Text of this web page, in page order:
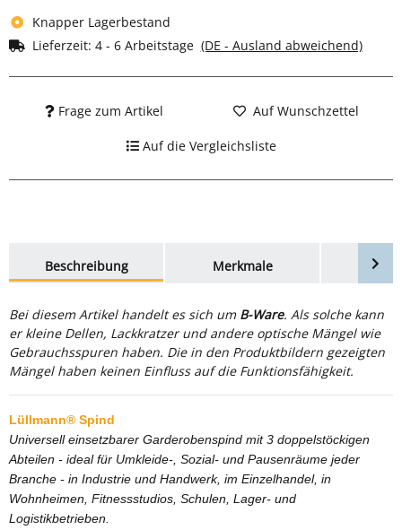
Knapper Lagerbestand
Lieferzeit: 4 - 6 Arbeitstage (DE - Ausland abweichend)
Frage zum Artikel Auf Wunschzettel
Auf die Vergleichsliste
Beschreibung
Merkmale
Bei diesem Artikel handelt es sich um B-Ware. Als solche kann
er kleine Dellen, Lackkratzer und andere optische Mängel wie
Gebrauchsspuren haben. Die in den Produktbildern gezeigten
Mängel haben keinen Einfluss auf die Funktionsfähigkeit.
Lüllmann® Spind
Universell einsetzbarer Garderobenspind mit 3 doppelstöckigen
Abteilen - ideal für Umkleide-, Sozial- und Pausenräume jeder
Branche - in Industrie und Handwerk, im Einzelhandel, in
Wohnheimen, Fitnessstudios, Schulen, Lager- und
Logistikbetrieben.